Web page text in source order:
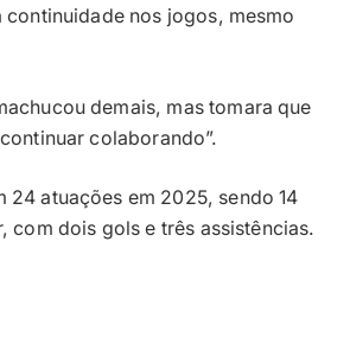
nos jogos, mesmo
demais, mas tomara que
colaborando”.
24 atuações em 2025, sendo 14
com dois gols e três assistências.